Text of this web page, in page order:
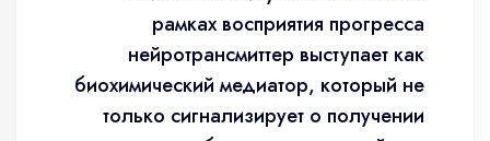
рамках восприятия прогресса
нейротрансмиттер выступает как
биохимический медиатор, который не
только сигнализирует о получении